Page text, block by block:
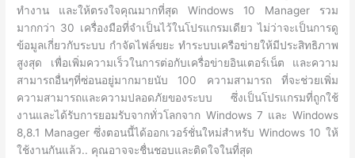
ทำงาน และให้ตรงใจคุณมากที่สุด Windows 10 Manager รวม
มากกว่า 30 เครื่องมือที่จำเป็นไว้ในโปรแกรมเดียว ไม่ว่าจะเป็นการดู
ข้อมูลเกี่ยวกับระบบ กำจัดไฟล์ขยะ ทำระบบเครือข่ายให้มีประสิทธิภาพ
สูงสุด เพื่อเพิ่มความเร็วในการต่อกับเครื่อข่ายอินเตอร์เน็ต และความ
สามารถอื่นๆที่ซ่อนอยู่มากมายนับ 100 ความสามารถ ที่จะช่วยเพิ่ม
ความสามารถและความปลอดภัยของระบบ ซึ่งเป็นโปรแกรมที่ถูกใช้
งานและได้รับการยอมรับจากทั่วโลกจาก Windows 7 และ Windows
8,8.1 Manager ซึ่งตอนนี้ได้ออกเวอร์ชั่นใหม่สำหรับ Windows 10 ให้
ใช้งานกันแล้ว.. คุณอาจจะชื่นชอบและติดใจในที่สุด